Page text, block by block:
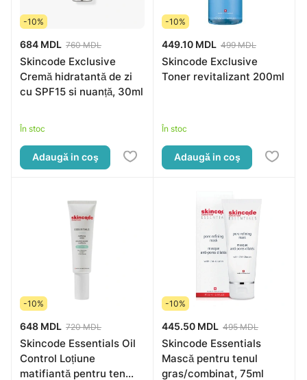
-10%
684 MDL 760 MDL
Skincode Exclusive
Cremă hidratantă de zi
cu SPF15 si nuanță, 30ml
În stoc
Adaugă in coş
-10%
449.10 MDL 499 MDL
Skincode Exclusive
Toner revitalizant 200ml
În stoc
Adaugă in coş
-10%
648 MDL 720 MDL
Skincode Essentials Oil
Control Loțiune
matifiantă pentru ten
-10%
445.50 MDL 495 MDL
Skincode Essentials
Mască pentru tenul
gras/combinat, 75ml